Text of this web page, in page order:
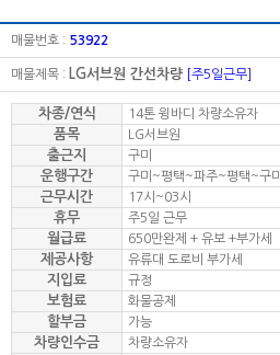
매물번호 : 53922
매물제목 : LG서브원 간선차량 [주5일근무]
차종/연식 14톤 윙바디 차량소유자
품목 LG서브원
출근지 구미
운행구간 구미~평택~파주~평택~구미
근무시간 17시~03시
휴무 주5일 근무
월급료 650만완제 + 유보 +부가세
제공사항 유류대 도로비 부가세
지입료 규정
보험료 화물공제
할부금 가능
차량인수금 차량소유자